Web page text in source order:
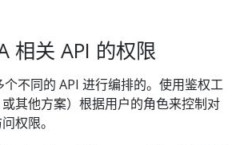
相关 API 的权限
个不同的 API 进行编排的。使用鉴权工
或其他方案）根据用户的角色来控制对
权限。